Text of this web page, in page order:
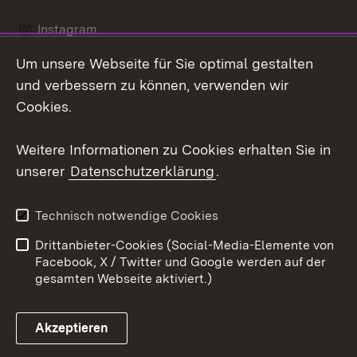
Instagram
Social Wall
Link zum Landesportal
Barrierefreiheit
Benutzungshinweise
Impressum
Cookies
Um unsere Webseite für Sie optimal gestalten
und verbessern zu können, verwenden wir
Cookies.
Weitere Informationen zu Cookies erhalten Sie in
unserer Datenschutzerklärung.
Technisch notwendige Cookies
Drittanbieter-Cookies (Social-Media-Elemente von
Facebook, X / Twitter und Google werden auf der
gesamten Webseite aktiviert.)
Akzeptieren